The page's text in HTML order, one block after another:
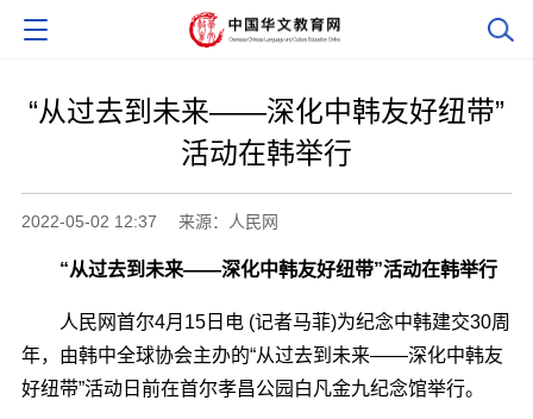
“从过去到未来――深化中韩友好纽带”
活动在韩举行
2022-05-02 12:37 来源：人民网
“从过去到未来――深化中韩友好纽带”活动在韩举行
人民网首尔4月15日电 (记者马菲)为纪念中韩建交30周
年，由韩中全球协会主办的“从过去到未来――深化中韩友
好纽带”活动日前在首尔孝昌公园白凡金九纪念馆举行。